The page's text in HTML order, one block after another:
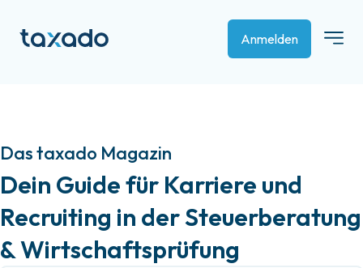
Anmelden
Das taxado Magazin
Dein Guide für Karriere und
Recruiting in der Steuerberatung
& Wirtschaftsprüfung